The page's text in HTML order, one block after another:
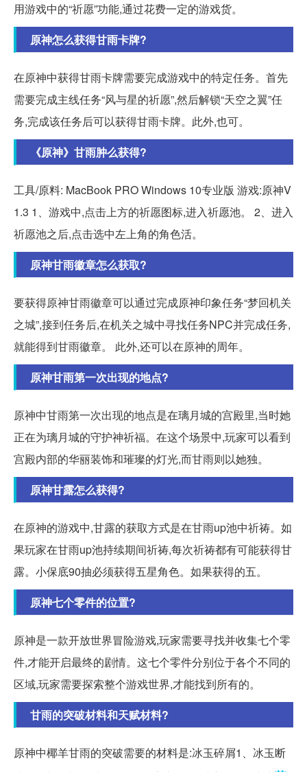
用游戏中的“祈愿”功能,通过花费一定的游戏货。
原神怎么获得甘雨卡牌?
在原神中获得甘雨卡牌需要完成游戏中的特定任务。首先
需要完成主线任务“风与星的祈愿”,然后解锁“天空之翼”任
务,完成该任务后可以获得甘雨卡牌。此外,也可。
《原神》甘雨肿么获得?
工具/原料: MacBook PRO Windows 10专业版 游戏:原神V
1.3 1、游戏中,点击上方的祈愿图标,进入祈愿池。 2、进入
祈愿池之后,点击选中左上角的角色活。
原神甘雨徽章怎么获取?
要获得原神甘雨徽章可以通过完成原神印象任务“梦回机关
之城”,接到任务后,在机关之城中寻找任务NPC并完成任务,
就能得到甘雨徽章。 此外,还可以在原神的周年。
原神甘雨第一次出现的地点?
原神中甘雨第一次出现的地点是在璃月城的宫殿里,当时她
正在为璃月城的守护神祈福。在这个场景中,玩家可以看到
宫殿内部的华丽装饰和璀璨的灯光,而甘雨则以她独。
原神甘露怎么获得?
在原神的游戏中,甘露的获取方式是在甘雨up池中祈祷。如
果玩家在甘雨up池持续期间祈祷,每次祈祷都有可能获得甘
露。小保底90抽必须获得五星角色。如果获得的五。
原神七个零件的位置?
原神是一款开放世界冒险游戏,玩家需要寻找并收集七个零
件,才能开启最终的剧情。这七个零件分别位于各个不同的
区域,玩家需要探索整个游戏世界,才能找到所有的。
甘雨的突破材料和天赋材料?
原神中椰羊甘雨的突破需要的材料是:冰玉碎屑1、冰玉断